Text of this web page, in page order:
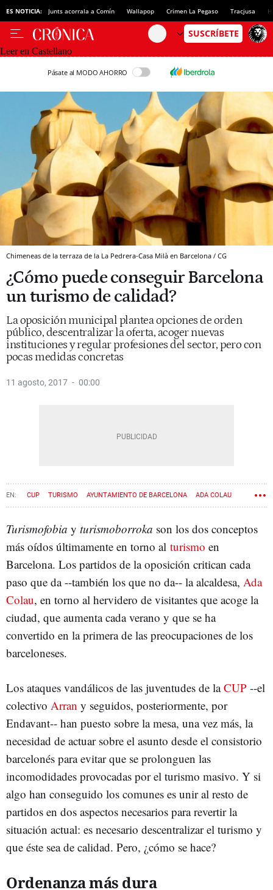
ES NOTICIA: Junts acorrala a Comín Wallapop Crimen La Pegaso Tracjusa
Leer en Castellano
Pásate al MODO AHORRO
Chimeneas de la terraza de la La Pedrera-Casa Milà en Barcelona / CG
¿Cómo puede conseguir Barcelona
un turismo de calidad?
La oposición municipal plantea opciones de orden
público, descentralizar la oferta, acoger nuevas
instituciones y regular profesiones del sector, pero con
pocas medidas concretas
11 agosto, 2017 00:00
CUP TURISMO AYUNTAMIENTO DE BARCELONA ADA COLAU
ALFRED BOSCH ARRAN
Turismofobia y turismoborroka son los dos conceptos
más oídos últimamente en torno al turismo en
Barcelona. Los partidos de la oposición critican cada
paso que da --también los que no da-- la alcaldesa, Ada
Colau, en torno al hervidero de visitantes que acoge la
ciudad, que aumenta cada verano y que se ha
convertido en la primera de las preocupaciones de los
barceloneses.
Los ataques vandálicos de las juventudes de laCUP --el
colectivo Arran y seguidos, posteriormente, por
Endavant-- han puesto sobre la mesa, una vez más, la
necesidad de actuar sobre el asunto desde el consistorio
barcelonés para evitar que se prolonguen las
incomodidades provocadas por el turismo masivo. Y si
algo han conseguido los comunes es unir al resto de
partidos en dos aspectos necesarios para revertir la
situación actual: es necesario descentralizar el turismo y
que éste sea de calidad. Pero, ¿cómo se hace?
Ordenanza más dura